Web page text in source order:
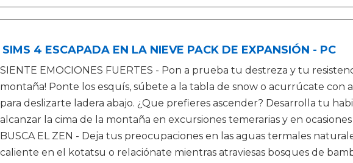
4 ESCAPADA EN LA NIEVE PACK DE EXPANSIÓN - PC
SIENTE EMOCIONES FUERTES - Pon a prueba tu destreza y tu
montaña! Ponte los esquís, súbete a la tabla de snow o acurrúcate con
para deslizarte ladera abajo. ¿Que prefieres ascender? Desarrolla tu
alcanzar la cima de la montaña en excursiones temerarias y en
BUSCA EL ZEN - Deja tus preocupaciones en las aguas termales
caliente en el kotatsu o relaciónate mientras atraviesas bosques de